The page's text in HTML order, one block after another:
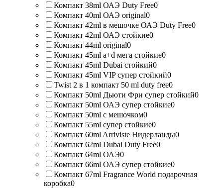
Компакт 38ml ОАЭ Duty Free0
Компакт 40ml ОАЭ original0
Компакт 42ml в мешочке ОАЭ Duty Free0
Компакт 42ml ОАЭ стойкие0
Компакт 44ml original0
Компакт 45ml a+d мега стойкие0
Компакт 45ml Dubai стойкий0
Компакт 45ml VIP супер стойкий0
Twist 2 в 1 компакт 50 ml duty free0
Компакт 50ml Дьюти Фри супер стойкий0
Компакт 50ml ОАЭ супер стойкие0
Компакт 50ml с мешочком0
Компакт 55ml супер стойкие0
Компакт 60ml Arriviste Нидерланды0
Компакт 62ml Dubai Duty Free0
Компакт 64ml ОАЭ0
Компакт 66ml ОАЭ супер стойкие0
Компакт 67ml Fragrance World подарочная
коробка0